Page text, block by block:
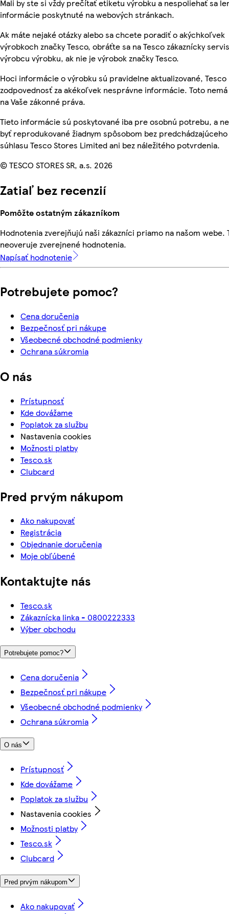
Mali by ste si vždy prečítať etiketu výrobku a nespoliehať sa
informácie poskytnuté na webových stránkach.
Ak máte nejaké otázky alebo sa chcete poradiť o akýchkoľvek
výrobkoch značky Tesco, obráťte sa na Tesco zákaznícky
výrobcu výrobku, ak nie je výrobok značky Tesco.
Hoci informácie o výrobku sú pravidelne aktualizované, Tesco
zodpovednosť za akékoľvek nesprávne informácie. Toto
na Vaše zákonné práva.
Tieto informácie sú poskytované iba pre osobnú potrebu, a
byť reprodukované žiadnym spôsobom bez predchádzajúceho
súhlasu Tesco Stores Limited ani bez náležitého potvrdenia.
© TESCO STORES SR, a.s. 2026
Zatiaľ bez recenzií
Pomôžte ostatným zákazníkom
Hodnotenia zverejňujú naši zákazníci priamo na našom webe.
neoveruje zverejnené hodnotenia.
Napísať hodnotenie
Potrebujete pomoc?
Cena doručenia
Bezpečnosť pri nákupe
Všeobecné obchodné podmienky
Ochrana súkromia
O nás
Prístupnosť
Kde dovážame
Poplatok za službu
Nastavenia cookies
Možnosti platby
Tesco.sk
Clubcard
Pred prvým nákupom
Ako nakupovať
Registrácia
Objednanie doručenia
Moje obľúbené
Kontaktujte nás
Tesco.sk
Zákaznícka linka - 0800222333
Výber obchodu
Potrebujete pomoc?
Cena doručenia
Bezpečnosť pri nákupe
Všeobecné obchodné podmienky
Ochrana súkromia
O nás
Prístupnosť
Kde dovážame
Poplatok za službu
Nastavenia cookies
Možnosti platby
Tesco.sk
Clubcard
Pred prvým nákupom
Ako nakupovať